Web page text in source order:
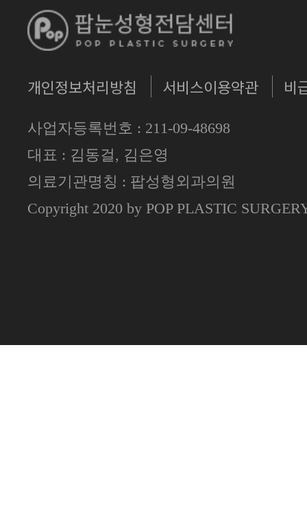
개인정보처리방침 서비스이용약관 비
사업자등록번호 : 211-09-48698
대표 : 김동걸, 김은영
의료기관명칭 : 팝성형외과의원
Copyright 2020 by POP PLASTIC